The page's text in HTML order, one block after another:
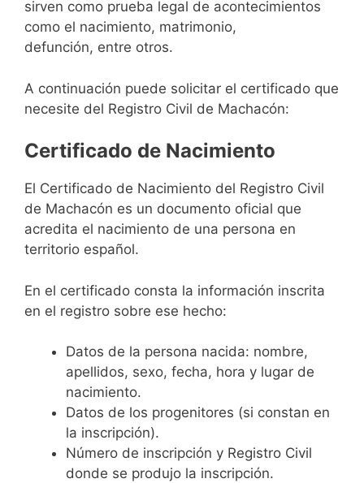
sirven como prueba legal de acontecimientos
como el nacimiento, matrimonio,
defunción, entre otros.
A continuación puede solicitar el certificado que
necesite del Registro Civil de Machacón:
Certificado de Nacimiento
El Certificado de Nacimiento del Registro Civil
de Machacón es un documento oficial que
acredita el nacimiento de una persona en
territorio español.
En el certificado consta la información inscrita
en el registro sobre ese hecho:
Datos de la persona nacida: nombre,
apellidos, sexo, fecha, hora y lugar de
nacimiento.
Datos de los progenitores (si constan en
la inscripción).
Número de inscripción y Registro Civil
donde se produjo la inscripción.